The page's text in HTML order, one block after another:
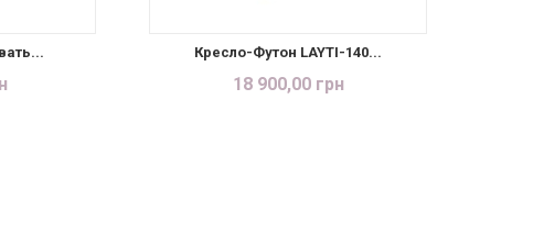
Кресло-Футон LAYTI-140...
18 900,00 грн